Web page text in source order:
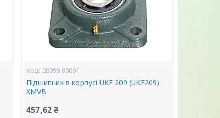
20099.80061
Підшипник в корпусі UKF 209 (UKF209)
XMVB
457,62 ₴